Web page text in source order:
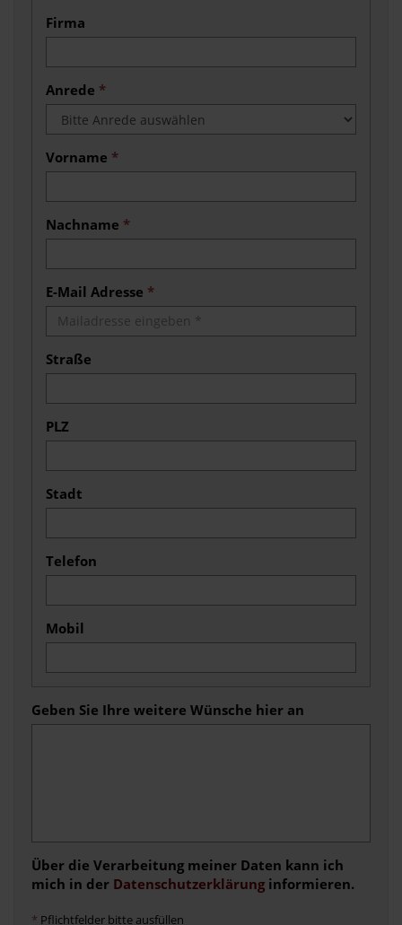
Firma
Anrede *
Vorname *
Nachname *
E-Mail Adresse *
Straße
PLZ
Stadt
Telefon
Mobil
Geben Sie Ihre weitere Wünsche hier an
Über die Verarbeitung meiner Daten kann ich
mich in der Datenschutzerklärung informieren.
* Pflichtfelder bitte ausfüllen